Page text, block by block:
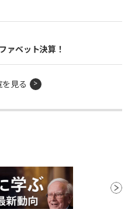
ァベット決算！
見る